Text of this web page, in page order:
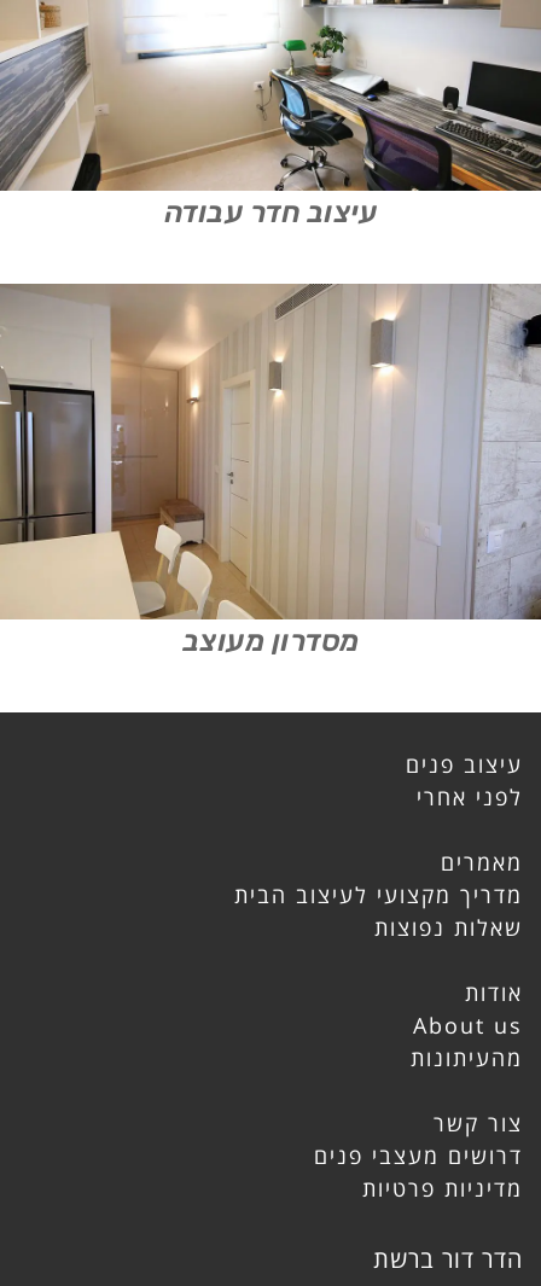
עיצוב חדר עבודה
מסדרון מעוצב
עיצוב פנים
לפני אחרי
מאמרים
מדריך מקצועי לעיצוב הבית
שאלות נפוצות
אודות
About us
מהעיתונות
צור קשר
דרושים מעצבי פנים
מדיניות פרטיות
הדר דור ברשת